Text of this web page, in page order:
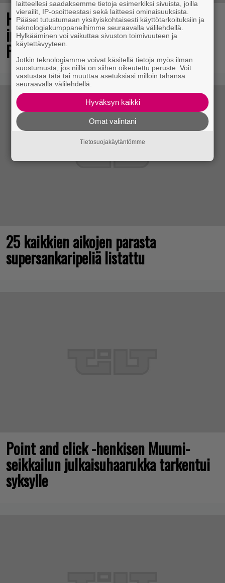
Huomiota herättävä torni ja voimakas
imuteho – arvostelussa Dreame L50s
Pro Ultra
25 kaikkien aikojen parasta
supersankaripeliä listattu
Point and click -henkisen Muumi-
seikkailun julkaisuhaarukka tarkentui
syksylle
laitteellesi saadaksemme tietoja esimerkiksi sivuista, joilla
vierailit, IP-osoitteestasi sekä laitteesi ominaisuuksista.
Pääset tutustumaan yksityiskohtaisesti käyttötarkoituksiin ja
teknologiakumppaneihimme seuraavalla välilehdellä.
Hylkääminen voi vaikuttaa sivuston toimivuuteen ja
käytettävyyteen.
Jotkin teknologiamme voivat käsitellä tietoja myös ilman
suostumusta, jos niillä on siihen oikeutettu peruste. Voit
vastustaa tätä tai muuttaa asetuksiasi milloin tahansa
seuraavalla välilehdellä.
Hyväksyn kaikki
Omat valintani
Tietosuojakäytäntömme